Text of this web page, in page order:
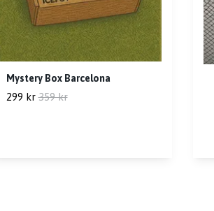
Mystery Box Barcelona
299 kr 359 kr